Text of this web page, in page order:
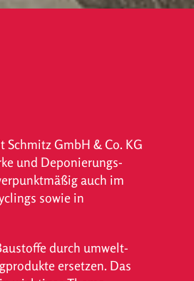
Schmitz GmbH & Co. KG
und Deponierungs­
auch im
sowie in
durch umwelt­
ersetzen. Das